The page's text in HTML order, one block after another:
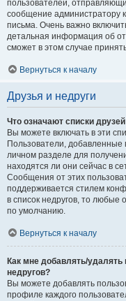
пользователей,
сообщение администратору
письма. Очень важно
детальная информация об
сможет в этом случае
Вернуться к началу
Друзья и недруги
Что означают списки
Вы можете включать в эти
Пользователи, добавленные
личном разделе для
находятся ли они сейчас в
Сообщения от этих
поддерживается стилем
в список недругов, то
по умолчанию.
Вернуться к началу
Как мне добавлять/
недругов?
Вы можете добавлять
профиле каждого